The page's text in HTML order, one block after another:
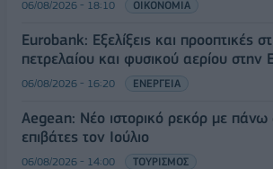
06/08/2026 - 18:10 ΟΙΚΟΝΟΜΙΑ
Eurobank: Εξελίξεις και προοπτικές
πετρελαίου και φυσικού αερίου στην
06/08/2026 - 16:20 ΕΝΕΡΓΕΙΑ
Aegean: Νέο ιστορικό ρεκόρ με
επιβάτες τον Ιούλιο
06/08/2026 - 14:00 ΤΟΥΡΙΣΜΟΣ